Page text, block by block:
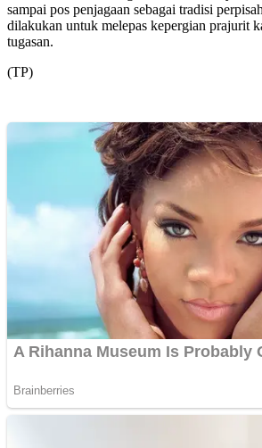
sampai pos penjagaan sebagai tradisi
dilakukan untuk melepas kepergian prajurit
tugasan.
(TP)